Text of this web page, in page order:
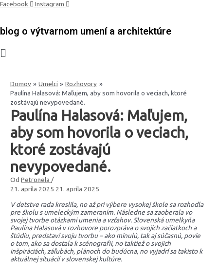
Preskočiť
Facebook Instagram
blog o výtvarnom umení a architektúre
Domov Umelci
Rozhovory
Paulína Halasová: Maľujem, aby som hovorila o veciach, ktoré
zostávajú nevypovedané.
Paulína Halasová: Maľujem,
aby som hovorila o veciach,
ktoré zostávajú
nevypovedané.
Od Petronela /
21. apríla 2025 21. apríla 2025
V detstve rada kreslila, no až pri výbere vysokej škole sa rozhodla
pre školu s umeleckým zameraním. Následne sa zaoberala vo
svojej tvorbe otázkami umenia a vzťahov. Slovenská umelkyňa
Paulína Halasová v rozhovore porozpráva o svojich začiatkoch a
štúdiu, predstaví svoju tvorbu – ako minulú, tak aj súčasnú, povie
o tom, ako sa dostala k scénografii, no taktiež o svojich
inšpiráciách, záľubách, plánoch do budúcna, no vyjadrí sa takisto k
aktuálnej situácií v slovenskej kultúre.